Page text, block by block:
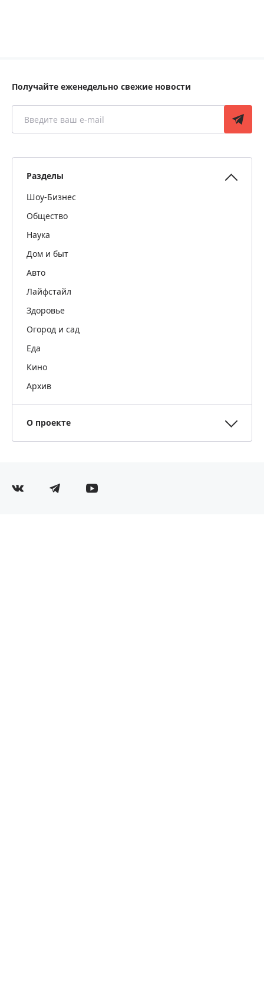
Получайте еженедельно свежие новости
Разделы
Шоу-Бизнес
Общество
Наука
Дом и быт
Авто
Лайфстайл
Здоровье
Огород и сад
Еда
Кино
Архив
О проекте